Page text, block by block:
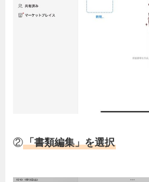
②「書類編集」を選択